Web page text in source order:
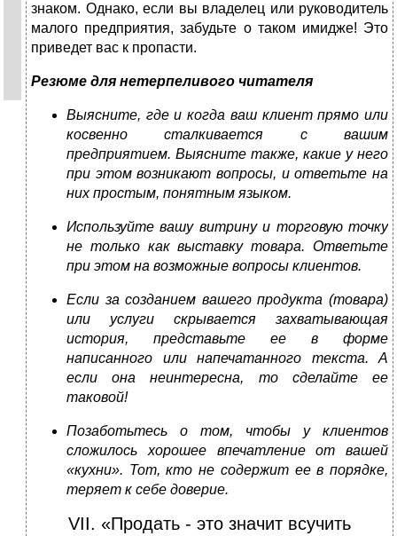
знаком. Однако, если вы владелец или руководитель
малого предприятия, забудьте о таком имидже! Это
приведет вас к пропасти.
Резюме для нетерпеливого читателя
Выясните, где и когда ваш клиент прямо или
косвенно сталкивается с вашим
предприятием. Выясните также, какие у него
при этом возникают вопросы, и ответьте на
них простым, понятным языком.
Используйте вашу витрину и торговую точку
не только как выставку товара. Ответьте
при этом на возможные вопросы клиентов.
Если за созданием вашего продукта (товара)
или услуги скрывается захватывающая
история, представьте ее в форме
написанного или напечатанного текста. А
если она неинтересна, то сделайте ее
таковой!
Позаботьтесь о том, чтобы у клиентов
сложилось хорошее впечатление от вашей
«кухни». Тот, кто не содержит ее в порядке,
теряет к себе доверие.
VII. «Продать - это значит всучить